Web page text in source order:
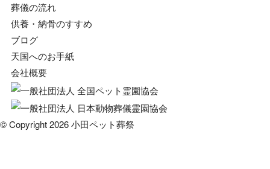
葬儀の流れ
供養・納骨のすすめ
ブログ
天国へのお手紙
会社概要
© Copyright 2026 小田ペット葬祭